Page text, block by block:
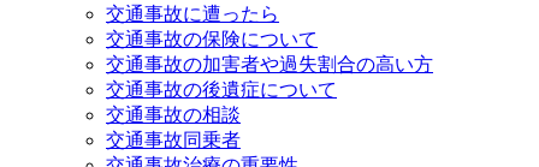
交通事故に遭ったら
交通事故の保険について
交通事故の加害者や過失割合の高い方
交通事故の後遺症について
交通事故の相談
交通事故同乗者